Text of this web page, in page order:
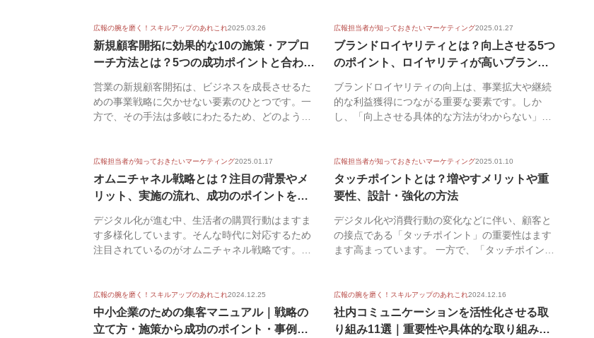
広報の腕を磨く！スキルアップのあれこれ2025.03.26
新規顧客開拓に効果的な10の施策・アプロ
ーチ方法とは？5つの成功ポイントと合わせ
て...
営業の新規顧客開拓は、ビジネスを成長させるた
めの事業戦略に欠かせない要素のひとつです。一
方で、その手法は多岐にわたるため、どのような
広報担当者が知っておきたいマーケティング2025.01.27
ブランドロイヤリティとは？向上させる5つ
のポイント、ロイヤリティが高いブランド
の特...
ブランドロイヤリティの向上は、事業拡大や継続
的な利益獲得につながる重要な要素です。しか
し、「向上させる具体的な方法がわからない」
広報担当者が知っておきたいマーケティング2025.01.17
オムニチャネル戦略とは？注目の背景やメ
リット、実施の流れ、成功のポイントを解
デジタル化が進む中、生活者の購買行動はますま
す多様化しています。そんな時代に対応するため
注目されているのがオムニチャネル戦略です。オ
広報担当者が知っておきたいマーケティング2025.01.10
タッチポイントとは？増やすメリットや重
要性、設計・強化の方法
デジタル化や消費行動の変化などに伴い、顧客と
の接点である「タッチポイント」の重要性はます
ます高まっています。 一方で、「タッチポイント
広報の腕を磨く！スキルアップのあれこれ2024.12.25
中小企業のための集客マニュアル｜戦略の
立て方・施策から成功のポイント・事例ま
広報の腕を磨く！スキルアップのあれこれ2024.12.16
社内コミュニケーションを活性化させる取
り組み11選｜重要性や具体的な取り組み・